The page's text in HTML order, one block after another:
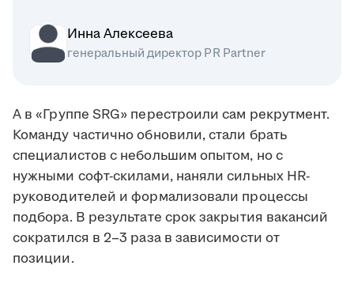
Инна Алексеева
генеральный директор PR Partner
А в «Группе SRG» перестроили сам рекрутмент.
Команду частично обновили, стали брать
специалистов с небольшим опытом, но с
нужными софт-скилами, наняли сильных HR-
руководителей и формализовали процессы
подбора. В результате срок закрытия вакансий
сократился в 2–3 раза в зависимости от
позиции.